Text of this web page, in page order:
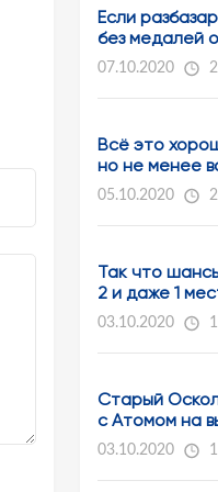
Если
без медалей
07.10.2020
Всё это
но не менее
05.10.2020
Так что
2 и даже 1
03.10.2020
Старый
с Атомом на
03.10.2020